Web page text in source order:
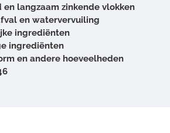
en langzaam zinkende vlokken
en watervervuiling
ingrediënten
ingrediënten
en andere hoeveelheden